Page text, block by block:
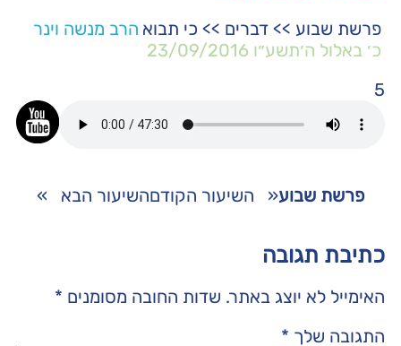
פרשת שבוע >> דברים >> כי תבוא הרב מנשה וינר
כ׳ באלול ה׳תשע״ו 23/09/2016
5
פרשת שבוע« השיעור הקודםהשיעור הבא »
כתיבת תגובה
האימייל לא יוצג באתר. שדות החובה מסומנים *
התגובה שלך *